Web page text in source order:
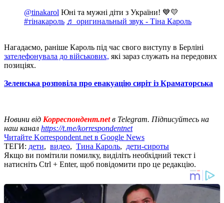
@tinakarol Юні та мужні діти з України! 💙💛
#тінакароль ♬ оригинальный звук - Тіна Кароль
Нагадаємо, раніше Кароль під час свого виступу в Берліні
зателефонувала до військових, які зараз служать на передових
позиціях.
Зеленська розповіла про евакуацію сиріт із Краматорська
Новини від Корреспондент.netв Telegram. Підписуйтесь на
наш канал https://t.me/korrespondentnet
Читайте Korrespondent.net в Google News
ТЕГИ: дети, видео, Тина Кароль, дети-сироты
Якщо ви помітили помилку, виділіть необхідний текст і
натисніть Ctrl + Enter, щоб повідомити про це редакцію.